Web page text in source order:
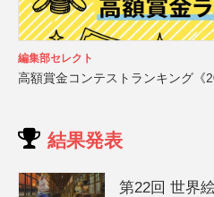
編集部セレクト
高額賞金コンテストランキング《
結果発表
第22回 世界